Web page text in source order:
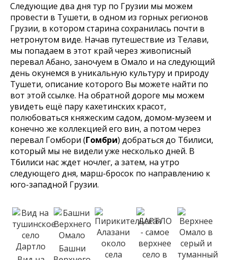
Следующие два дня тур по Грузии мы можем
провести в Тушети, в одном из горных регионов
Грузии, в котором старина сохранилась почти в
нетронутом виде. Начав путешествие из Телави,
мы попадаем в этот край через живописный
перевал Абано, заночуем в Омало и на следующий
день окунемся в уникальную культуру и природу
Тушети, описание которого Вы можете найти по
вот этой ссылке. На обратной дороге мы можем
увидеть ещё пару кахетинских красот,
полюбоваться княжеским садом, домом-музеем и
конечно же коллекцией его вин, а потом через
перевал Гомбори (Гомбри) добраться до Тбилиси,
который мы не видели уже несколько дней. В
Тбилиси нас ждет ночлег, а затем, на утро
следующего дня, марш-бросок по направлению к
юго-западной Грузии.
Башни